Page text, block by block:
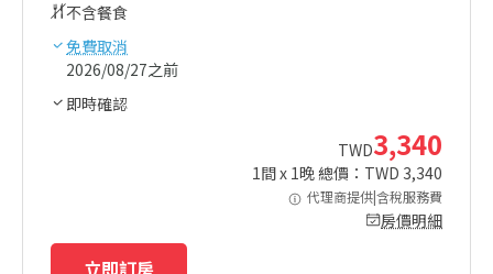
不含餐食
免費取消
2026/08/27之前
即時確認
TWD3,340
1間 x 1晚 總價：TWD 3,340
代理商提供|含稅服務費
房價明細
立即訂房